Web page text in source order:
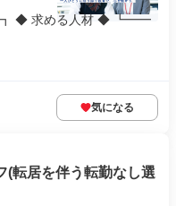
◆ 求める人材 ◆ ┗━━
気になる
(転居を伴う転勤なし選